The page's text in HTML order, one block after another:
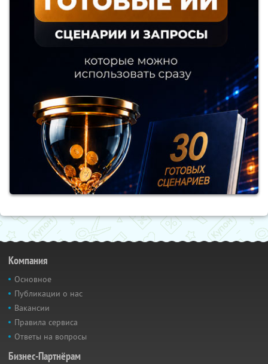
Компания
Основное
Публикации о нас
Вакансии
Правила сервиса
Ответы на вопросы
Бизнес-Партнёрам